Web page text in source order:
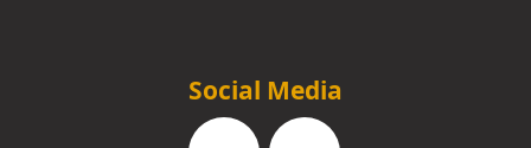
Social Media